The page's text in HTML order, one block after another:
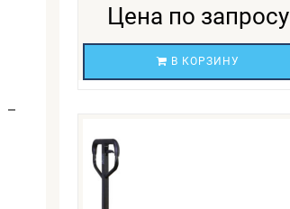
Цена по запросу
В КОРЗИНУ